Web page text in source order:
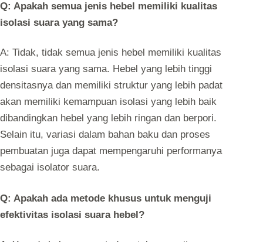
Q: Apakah semua jenis hebel memiliki kualitas
isolasi suara yang sama?
A: Tidak, tidak semua jenis hebel memiliki kualitas
isolasi suara yang sama. Hebel yang lebih tinggi
densitasnya dan memiliki struktur yang lebih padat
akan memiliki kemampuan isolasi yang lebih baik
dibandingkan hebel yang lebih ringan dan berpori.
Selain itu, variasi dalam bahan baku dan proses
pembuatan juga dapat mempengaruhi performanya
sebagai isolator suara.
Q: Apakah ada metode khusus untuk menguji
efektivitas isolasi suara hebel?